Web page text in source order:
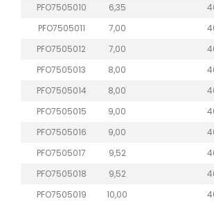
PFO7505010
6,35
PFO7505011
7,00
PFO7505012
7,00
PFO7505013
8,00
PFO7505014
8,00
PFO7505015
9,00
PFO7505016
9,00
PFO7505017
9,52
PFO7505018
9,52
PFO7505019
10,00